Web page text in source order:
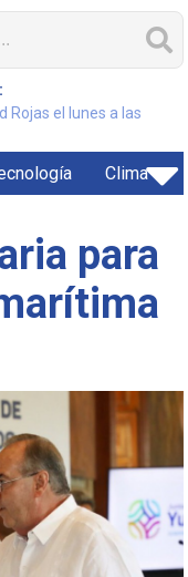
Rojas el lunes a las
Clima
para